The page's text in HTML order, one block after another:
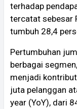
terhadap
tercatat sebesar
tumbuh 28,4
Pertumbuhan
berbagai
menjadi
juta pelanggan
year (YoY), dari